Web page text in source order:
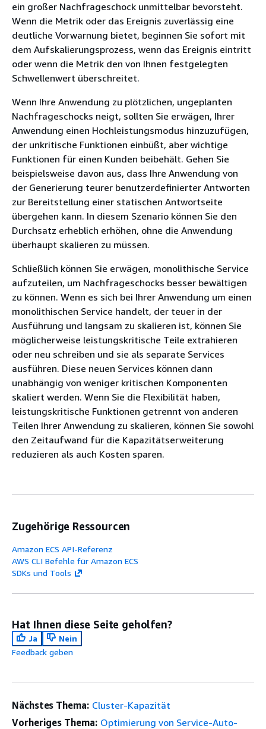
ein großer Nachfrageschock unmittelbar bevorsteht.
Wenn die Metrik oder das Ereignis zuverlässig eine
deutliche Vorwarnung bietet, beginnen Sie sofort mit
dem Aufskalierungsprozess, wenn das Ereignis eintritt
oder wenn die Metrik den von Ihnen festgelegten
Schwellenwert überschreitet.
Wenn Ihre Anwendung zu plötzlichen, ungeplanten
Nachfrageschocks neigt, sollten Sie erwägen, Ihrer
Anwendung einen Hochleistungsmodus hinzuzufügen,
der unkritische Funktionen einbüßt, aber wichtige
Funktionen für einen Kunden beibehält. Gehen Sie
beispielsweise davon aus, dass Ihre Anwendung von
der Generierung teurer benutzerdefinierter Antworten
zur Bereitstellung einer statischen Antwortseite
übergehen kann. In diesem Szenario können Sie den
Durchsatz erheblich erhöhen, ohne die Anwendung
überhaupt skalieren zu müssen.
Schließlich können Sie erwägen, monolithische Service
aufzuteilen, um Nachfrageschocks besser bewältigen
zu können. Wenn es sich bei Ihrer Anwendung um einen
monolithischen Service handelt, der teuer in der
Ausführung und langsam zu skalieren ist, können Sie
möglicherweise leistungskritische Teile extrahieren
oder neu schreiben und sie als separate Services
ausführen. Diese neuen Services können dann
unabhängig von weniger kritischen Komponenten
skaliert werden. Wenn Sie die Flexibilität haben,
leistungskritische Funktionen getrennt von anderen
Teilen Ihrer Anwendung zu skalieren, können Sie sowohl
den Zeitaufwand für die Kapazitätserweiterung
reduzieren als auch Kosten sparen.
Zugehörige Ressourcen
Amazon ECS API-Referenz
AWS CLI Befehle für Amazon ECS
SDKs und Tools
Hat Ihnen diese Seite geholfen?
Ja
Nein
Feedback geben
Nächstes Thema: Cluster-Kapazität
Vorheriges Thema: Optimierung von Service-Auto-